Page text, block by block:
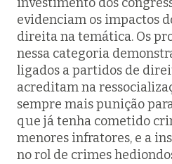
evidenciam os impactos
direita na temática. Os
nessa categoria
ligados a partidos de
acreditam na
sempre mais punição
que já tenha cometido
menores infratores, e a
no rol de crimes